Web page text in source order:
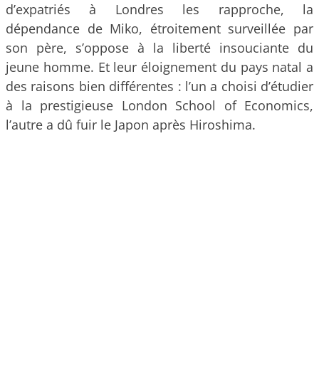
d’expatriés à Londres les rapproche, la
dépendance de Miko, étroitement surveillée par
son père, s’oppose à la liberté insouciante du
jeune homme. Et leur éloignement du pays natal a
des raisons bien différentes : l’un a choisi d’étudier
à la prestigieuse London School of Economics,
l’autre a dû fuir le Japon après Hiroshima.